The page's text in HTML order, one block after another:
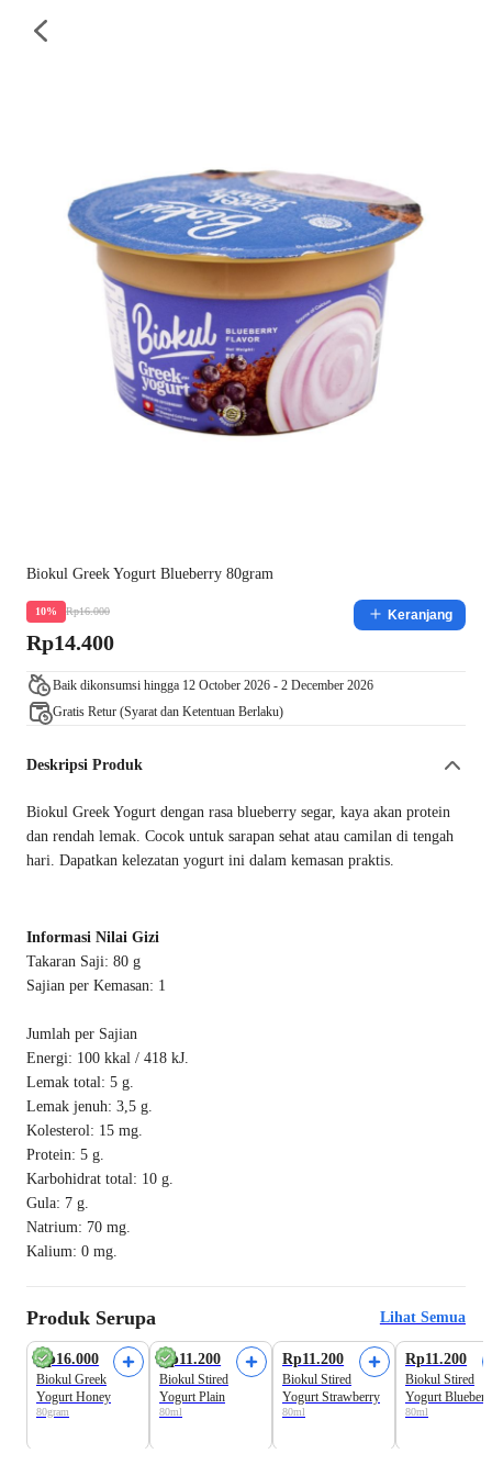
Biokul Greek Yogurt Blueberry 80gram
10% Rp16.000
Rp14.400
Keranjang
Baik dikonsumsi hingga 12 October 2026 - 2 December 2026
Gratis Retur (Syarat dan Ketentuan Berlaku)
Deskripsi Produk
Biokul Greek Yogurt dengan rasa blueberry segar, kaya akan protein
dan rendah lemak. Cocok untuk sarapan sehat atau camilan di tengah
hari. Dapatkan kelezatan yogurt ini dalam kemasan praktis.
Informasi Nilai Gizi
Takaran Saji: 80 g
Sajian per Kemasan: 1
Jumlah per Sajian
Energi: 100 kkal / 418 kJ.
Lemak total: 5 g.
Lemak jenuh: 3,5 g.
Kolesterol: 15 mg.
Protein: 5 g.
Karbohidrat total: 10 g.
Gula: 7 g.
Natrium: 70 mg.
Kalium: 0 mg.
Produk Serupa Lihat Semua
Rp16.000
Biokul Greek
Yogurt Honey
80gram
Rp11.200
Biokul Stired
Yogurt Plain
80ml
Rp11.200
Biokul Stired
Yogurt Strawberry
80ml
Rp11.200
Biokul Stired
Yogurt
80ml